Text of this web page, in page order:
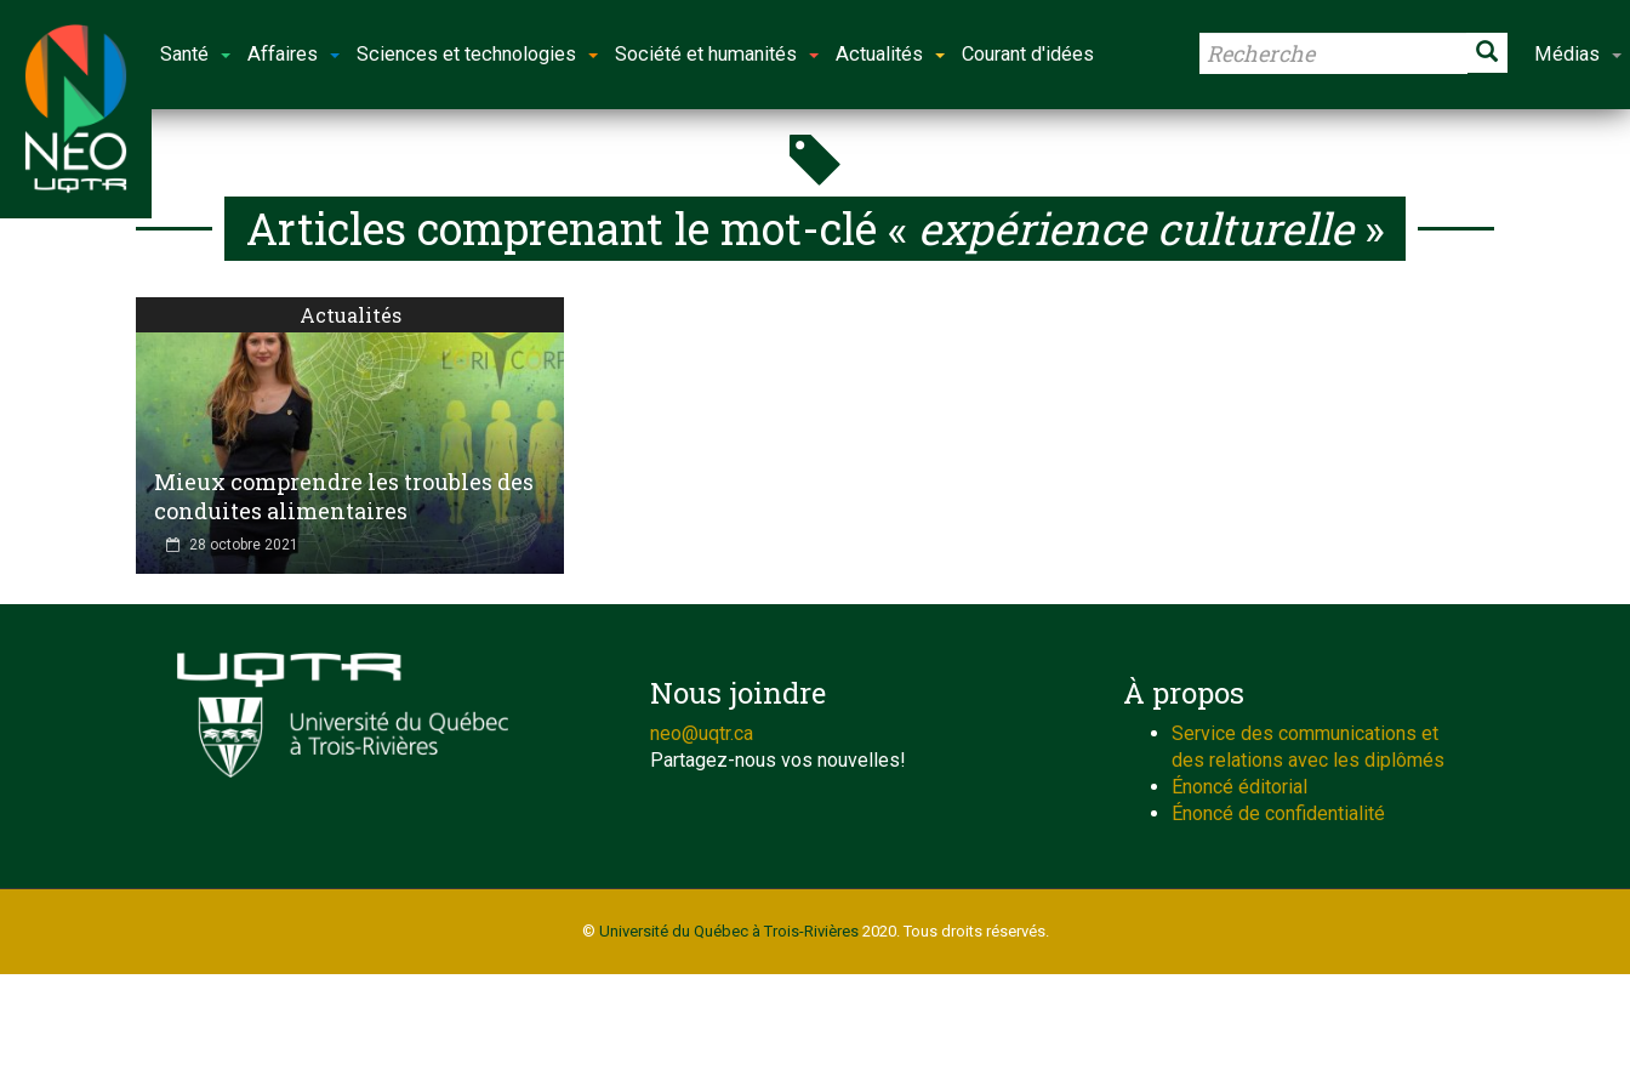
Santé Affaires Sciences et technologies Société et humanités Actualités Courant d'idées Médias
Articles comprenant le mot-clé « expérience culturelle»
Actualités
Mieux comprendre les troubles des
conduites alimentaires
28 octobre 2021
Nous joindre
neo@uqtr.ca
Partagez-nous vos nouvelles!
À propos
Service des communications et
des relations avec les diplômés
Énoncé éditorial
Énoncé de confidentialité
© Université du Québec à Trois-Rivières2020. Tous droits réservés.